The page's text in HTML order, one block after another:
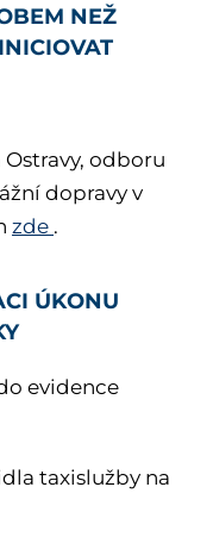
NEŽ
odboru
dopravy v
zde .
ÚKONU
evidence
taxislužby na